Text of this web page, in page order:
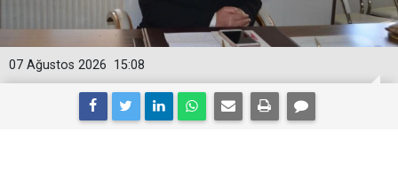
15:08
07 Ağustos 2026